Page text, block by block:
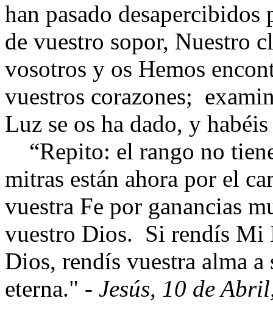
han pasado
de vuestro sopor, Nuestro
vosotros y os Hemos
vuestros corazones;
Luz se os ha dado, y
“Repito: el rango no
mitras están ahora por el
vuestra Fe por ganancias
vuestro Dios. Si rendís Mi
Dios, rendís vuestra alma a
eterna." - Jesús, 10 de